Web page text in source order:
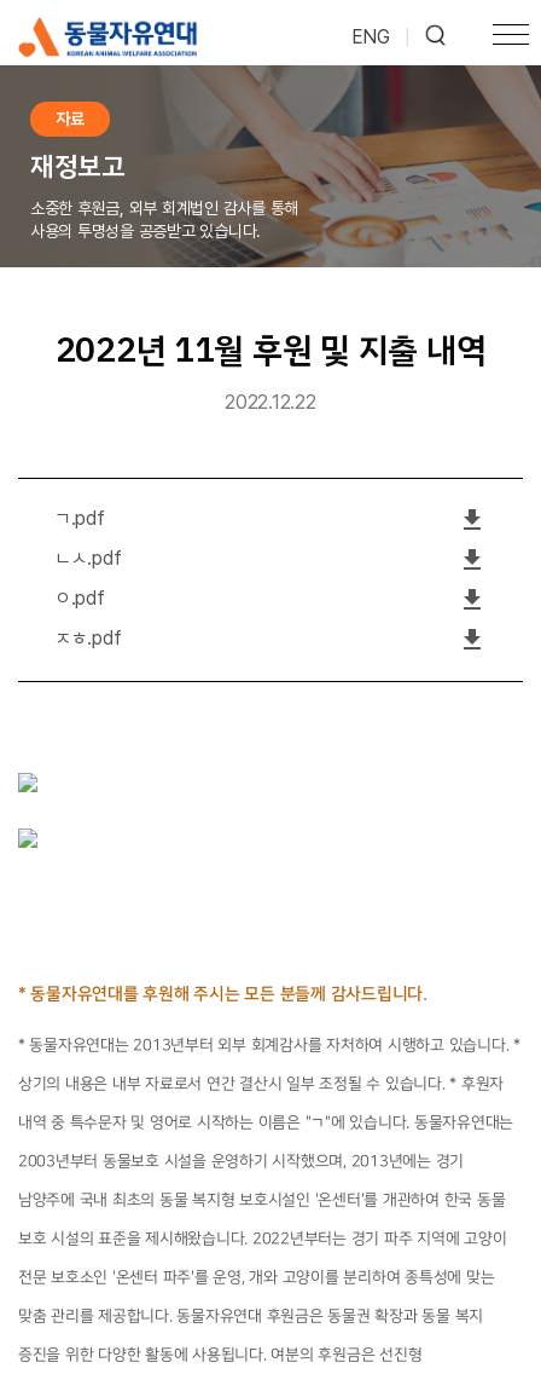
ENG
자료
재정보고
소중한 후원금, 외부 회계법인 감사를 통해
사용의 투명성을 공증받고 있습니다.
2022년 11월 후원 및 지출 내역
2022.12.22
ㄱ.pdf file_download
ㄴㅅ.pdf file_download
ㅇ.pdf file_download
ㅈㅎ.pdf file_download
* 동물자유연대를 후원해 주시는 모든 분들께 감사드립니다.
* 동물자유연대는 2013년부터 외부 회계감사를 자처하여 시행하고 있습니다. *
상기의 내용은 내부 자료로서 연간 결산시 일부 조정될 수 있습니다. * 후원자
내역 중 특수문자 및 영어로 시작하는 이름은 "ㄱ"에 있습니다. 동물자유연대는
2003년부터 동물보호 시설을 운영하기 시작했으며, 2013년에는 경기
남양주에 국내 최초의 동물 복지형 보호시설인 '온센터'를 개관하여 한국 동물
보호 시설의 표준을 제시해왔습니다. 2022년부터는 경기 파주 지역에 고양이
전문 보호소인 '온센터 파주'를 운영, 개와 고양이를 분리하여 종특성에 맞는
맞춤 관리를 제공합니다. 동물자유연대 후원금은 동물권 확장과 동물 복지
증진을 위한 다양한 활동에 사용됩니다. 여분의 후원금은 선진형